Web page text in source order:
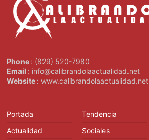
Phone : (829) 520-7980
Email : info@calibrandolaactualidad.net
Website : www.calibrandolaactualidad.net
Portada
Actualidad
Tendencia
Sociales